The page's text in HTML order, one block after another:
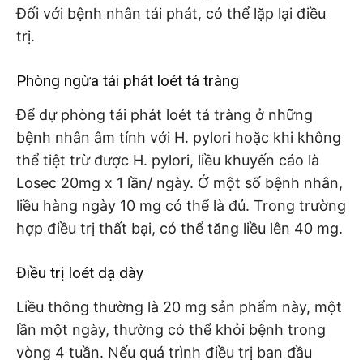
Đối với bệnh nhân tái phát, có thể lặp lại điều
trị.
Phòng ngừa tái phát loét tá tràng
Để dự phòng tái phát loét tá tràng ở những
bệnh nhân âm tính với H. pylori hoặc khi không
thể tiệt trừ được H. pylori, liều khuyến cáo là
Losec 20mg x 1 lần/ ngày. Ở một số bệnh nhân,
liều hàng ngày 10 mg có thể là đủ. Trong trường
hợp điều trị thất bại, có thể tăng liều lên 40 mg.
Điều trị loét dạ dày
Liều thông thường là 20 mg sản phẩm này, một
lần một ngày, thường có thể khỏi bệnh trong
vòng 4 tuần. Nếu quá trình điều trị ban đầu